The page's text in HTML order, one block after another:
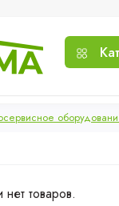
нет товаров.